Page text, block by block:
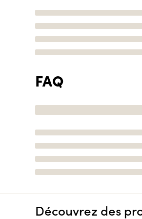
FAQ
Découvrez des